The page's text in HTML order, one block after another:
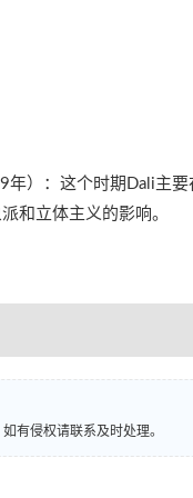
年）：这个时期Dali主
和立体主义的影响。
有侵权请联系及时处理。